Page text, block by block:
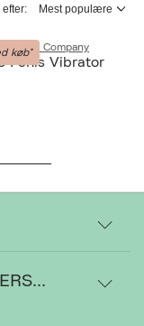
efter:
køb*
Love Company
Penis Vibrator